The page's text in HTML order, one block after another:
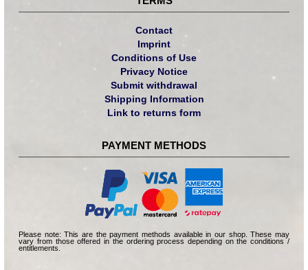
Contact
Imprint
Conditions of Use
Privacy Notice
Submit withdrawal
Shipping Information
Link to returns form
PAYMENT METHODS
Please note: This are the payment methods available in our shop. These may
vary from those offered in the ordering process depending on the conditions /
entitlements.